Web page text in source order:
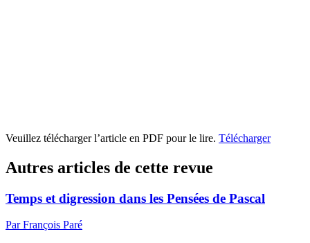
Veuillez télécharger l’article en PDF pour le lire. Télécharger
Autres articles de cette revue
Temps et digression dans les Pensées de Pascal
Par François Paré